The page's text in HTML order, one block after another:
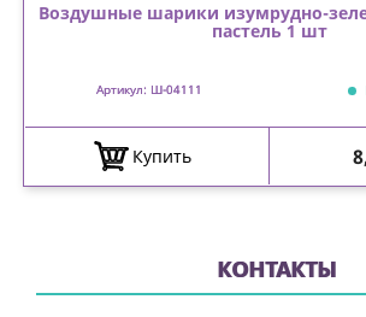
Воздушные шарики изумрудно-
пастель 1 шт
Артикул: Ш-04111
Купить
КОНТАКТЫ